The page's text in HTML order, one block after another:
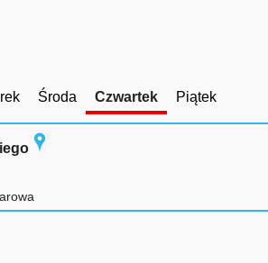
Środa Czwartek Piątek